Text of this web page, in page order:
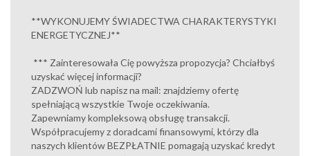
**WYKONUJEMY ŚWIADECTWA CHARAKTERYSTYKI
ENERGETYCZNEJ**
*** Zainteresowała Cię powyższa propozycja? Chciałbyś
uzyskać więcej informacji?
ZADZWOŃ lub napisz na mail: znajdziemy ofertę
spełniającą wszystkie Twoje oczekiwania.
Zapewniamy kompleksową obsługę transakcji.
Współpracujemy z doradcami finansowymi, którzy dla
naszych klientów BEZPŁATNIE pomagają uzyskać kredyt